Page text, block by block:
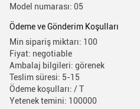
Model numarası: 05
Ödeme ve Gönderim Koşulları
Min sipariş miktarı: 100
Fiyat: negotiable
Ambalaj bilgileri: görenek
Teslim süresi: 5-15
Ödeme koşulları: / T
Yetenek temini: 100000